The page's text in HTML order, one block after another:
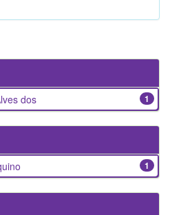
1
dos
1